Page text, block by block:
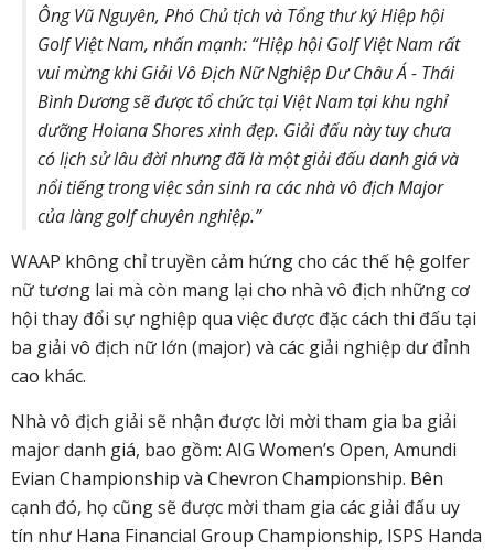
Ông Vũ Nguyên, Phó Chủ tịch và Tổng thư ký Hiệp hội
Golf Việt Nam, nhấn mạnh: “Hiệp hội Golf Việt Nam rất
vui mừng khi Giải Vô Địch Nữ Nghiệp Dư Châu Á - Thái
Bình Dương sẽ được tổ chức tại Việt Nam tại khu nghỉ
dưỡng Hoiana Shores xinh đẹp. Giải đấu này tuy chưa
có lịch sử lâu đời nhưng đã là một giải đấu danh giá và
nổi tiếng trong việc sản sinh ra các nhà vô địch Major
của làng golf chuyên nghiệp.”
WAAP không chỉ truyền cảm hứng cho các thế hệ golfer
nữ tương lai mà còn mang lại cho nhà vô địch những cơ
hội thay đổi sự nghiệp qua việc được đặc cách thi đấu tại
ba giải vô địch nữ lớn (major) và các giải nghiệp dư đỉnh
cao khác.
Nhà vô địch giải sẽ nhận được lời mời tham gia ba giải
major danh giá, bao gồm: AIG Women’s Open, Amundi
Evian Championship và Chevron Championship. Bên
cạnh đó, họ cũng sẽ được mời tham gia các giải đấu uy
tín như Hana Financial Group Championship, ISPS Handa